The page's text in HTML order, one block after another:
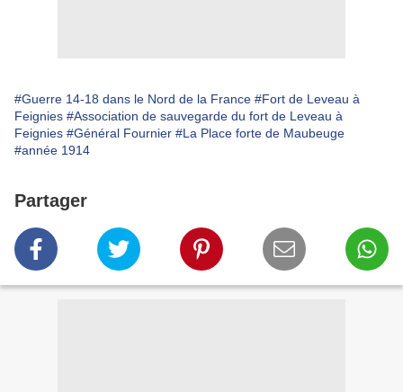
#Guerre 14-18 dans le Nord de la France #Fort de Leveau à
Feignies #Association de sauvegarde du fort de Leveau à
Feignies #Général Fournier #La Place forte de Maubeuge
#année 1914
Partager